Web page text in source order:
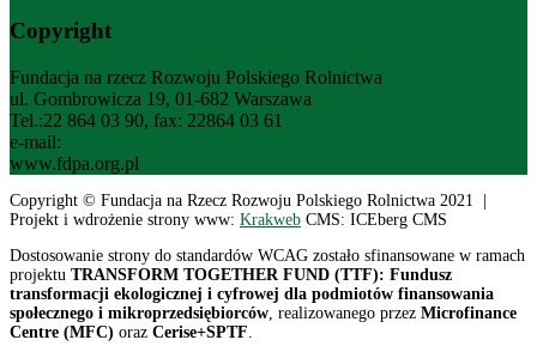
Copyright
Fundacja na rzecz Rozwoju Polskiego Rolnictwa
ul. Gombrowicza 19, 01-682 Warszawa
Tel.:22 864 03 90, fax: 22864 03 61
e-mail:
www.fdpa.org.pl
Copyright © Fundacja na Rzecz Rozwoju Polskiego Rolnictwa 2021 |
Projekt i wdrożenie strony www: Krakweb CMS: ICEberg CMS
Dostosowanie strony do standardów WCAG zostało sfinansowane w ramach
projektu TRANSFORM TOGETHER FUND (TTF): Fundusz
transformacji ekologicznej i cyfrowej dla podmiotów finansowania
społecznego i mikroprzedsiębiorców, realizowanego przez Microfinance
Centre (MFC) oraz Cerise+SPTF.